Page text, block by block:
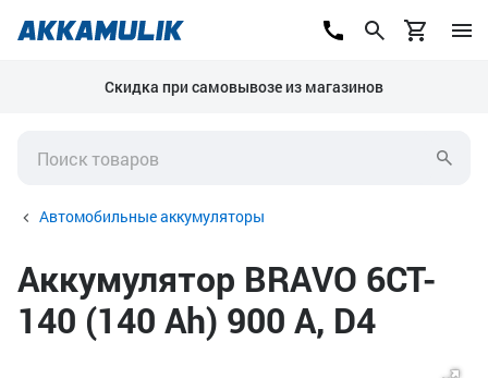
Скидка при самовывозе из магазинов
Автомобильные аккумуляторы
Аккумулятор BRAVO 6CT-
140 (140 Ah) 900 А, D4